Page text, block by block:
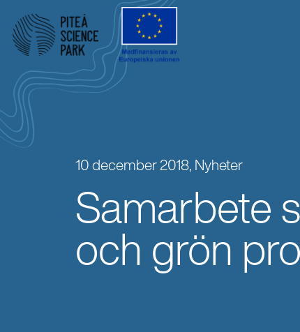
10 december 2018, Nyheter
Samarbete
och grön